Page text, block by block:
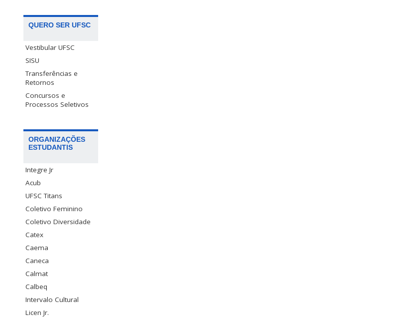
QUERO SER UFSC
Vestibular UFSC
SISU
Transferências e
Retornos
Concursos e
Processos Seletivos
ORGANIZAÇÕES
ESTUDANTIS
Integre Jr
Acub
UFSC Titans
Coletivo Feminino
Coletivo Diversidade
Catex
Caema
Caneca
Calmat
Calbeq
Intervalo Cultural
Licen Jr.